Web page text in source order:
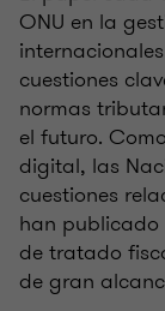
ONU en la
cuestiones
normas
el futuro.
digital, las
cuestiones
han publicado
de tratado
de gran